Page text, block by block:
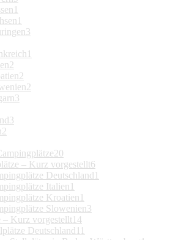
1
1
3
1
2
2
2
3
3
2
20
– Kurz vorgestellt6
Deutschland 1
Italien 1
Kroatien 1
Slowenien3
– Kurz vorgestellt 14
Deutschland 11